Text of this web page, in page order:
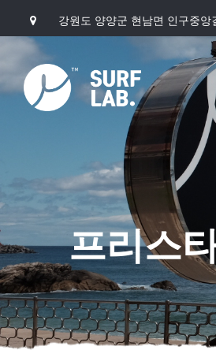
강원도 양양군 현남면 인구중앙
프리스